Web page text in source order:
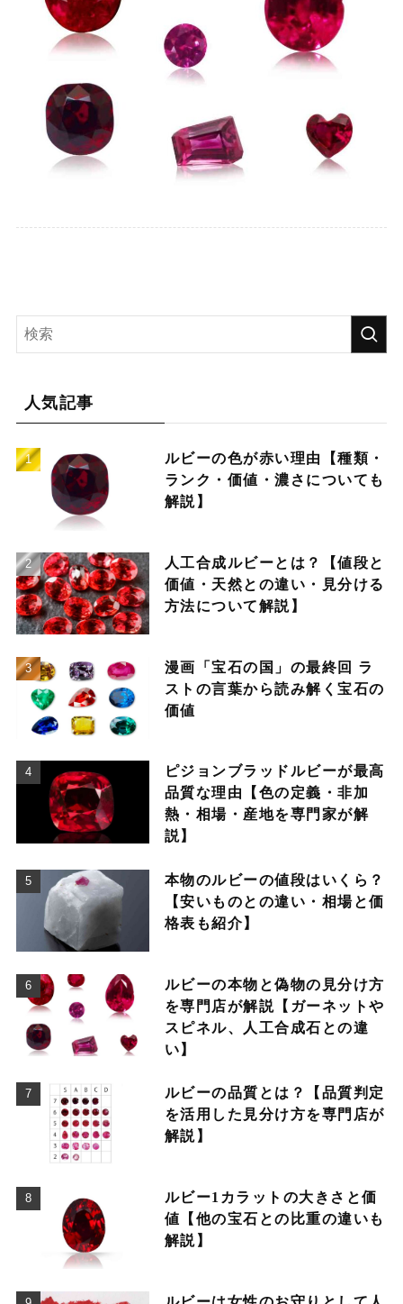
人気記事
ルビーの色が赤い理由【種類・
ランク・価値・濃さについても
解説】
人工合成ルビーとは？【値段と
価値・天然との違い・見分ける
方法について解説】
漫画「宝石の国」の最終回 ラ
ストの言葉から読み解く宝石の
価値
ピジョンブラッドルビーが最高
品質な理由【色の定義・非加
熱・相場・産地を専門家が解
説】
本物のルビーの値段はいくら？
【安いものとの違い・相場と価
格表も紹介】
ルビーの本物と偽物の見分け方
を専門店が解説【ガーネットや
スピネル、人工合成石との違
い】
ルビーの品質とは？【品質判定
を活用した見分け方を専門店が
解説】
ルビー1カラットの大きさと価
値【他の宝石との比重の違いも
解説】